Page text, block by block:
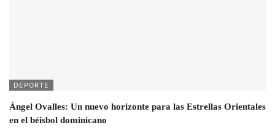
DEPORTE
Ángel Ovalles: Un nuevo horizonte para las Estrellas Orientales
en el béisbol dominicano